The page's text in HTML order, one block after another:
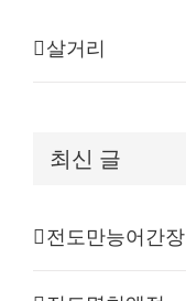
살거리
최신 글
전도만능어간장